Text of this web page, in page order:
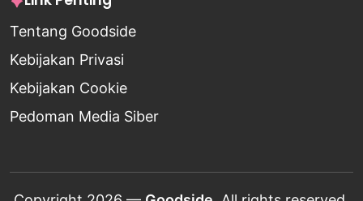
Tentang Goodside
Kebijakan Privasi
Kebijakan Cookie
Pedoman Media Siber